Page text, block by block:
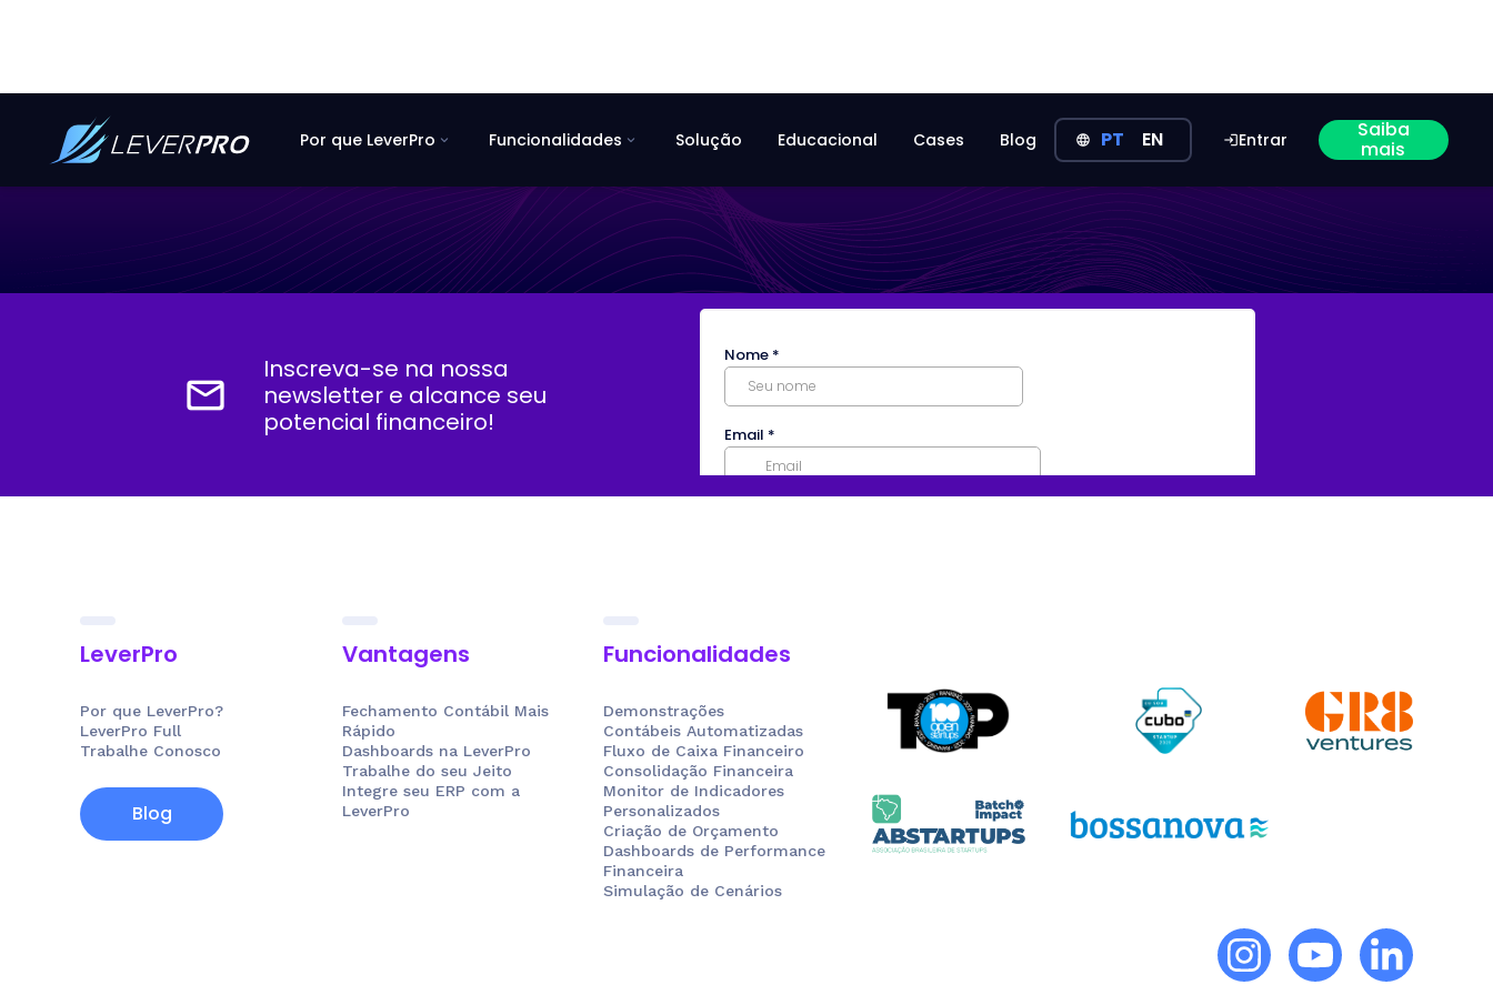
Por que LeverPro expand_more Funcionalidades expand_more Solução Educacional Cases Blog language PT EN Saiba
mais
loginEntrar
mail_outline
Inscreva-se na nossa
newsletter e alcance seu
potencial financeiro!
LeverPro
Por que LeverPro?
LeverPro Full
Trabalhe Conosco
Blog
Vantagens
Fechamento Contábil Mais
Rápido
Dashboards na LeverPro
Trabalhe do seu Jeito
Integre seu ERP com a
LeverPro
Funcionalidades
Demonstrações
Contábeis Automatizadas
Fluxo de Caixa Financeiro
Consolidação Financeira
Monitor de Indicadores
Personalizados
Criação de Orçamento
Dashboards de Performance
Financeira
Simulação de Cenários